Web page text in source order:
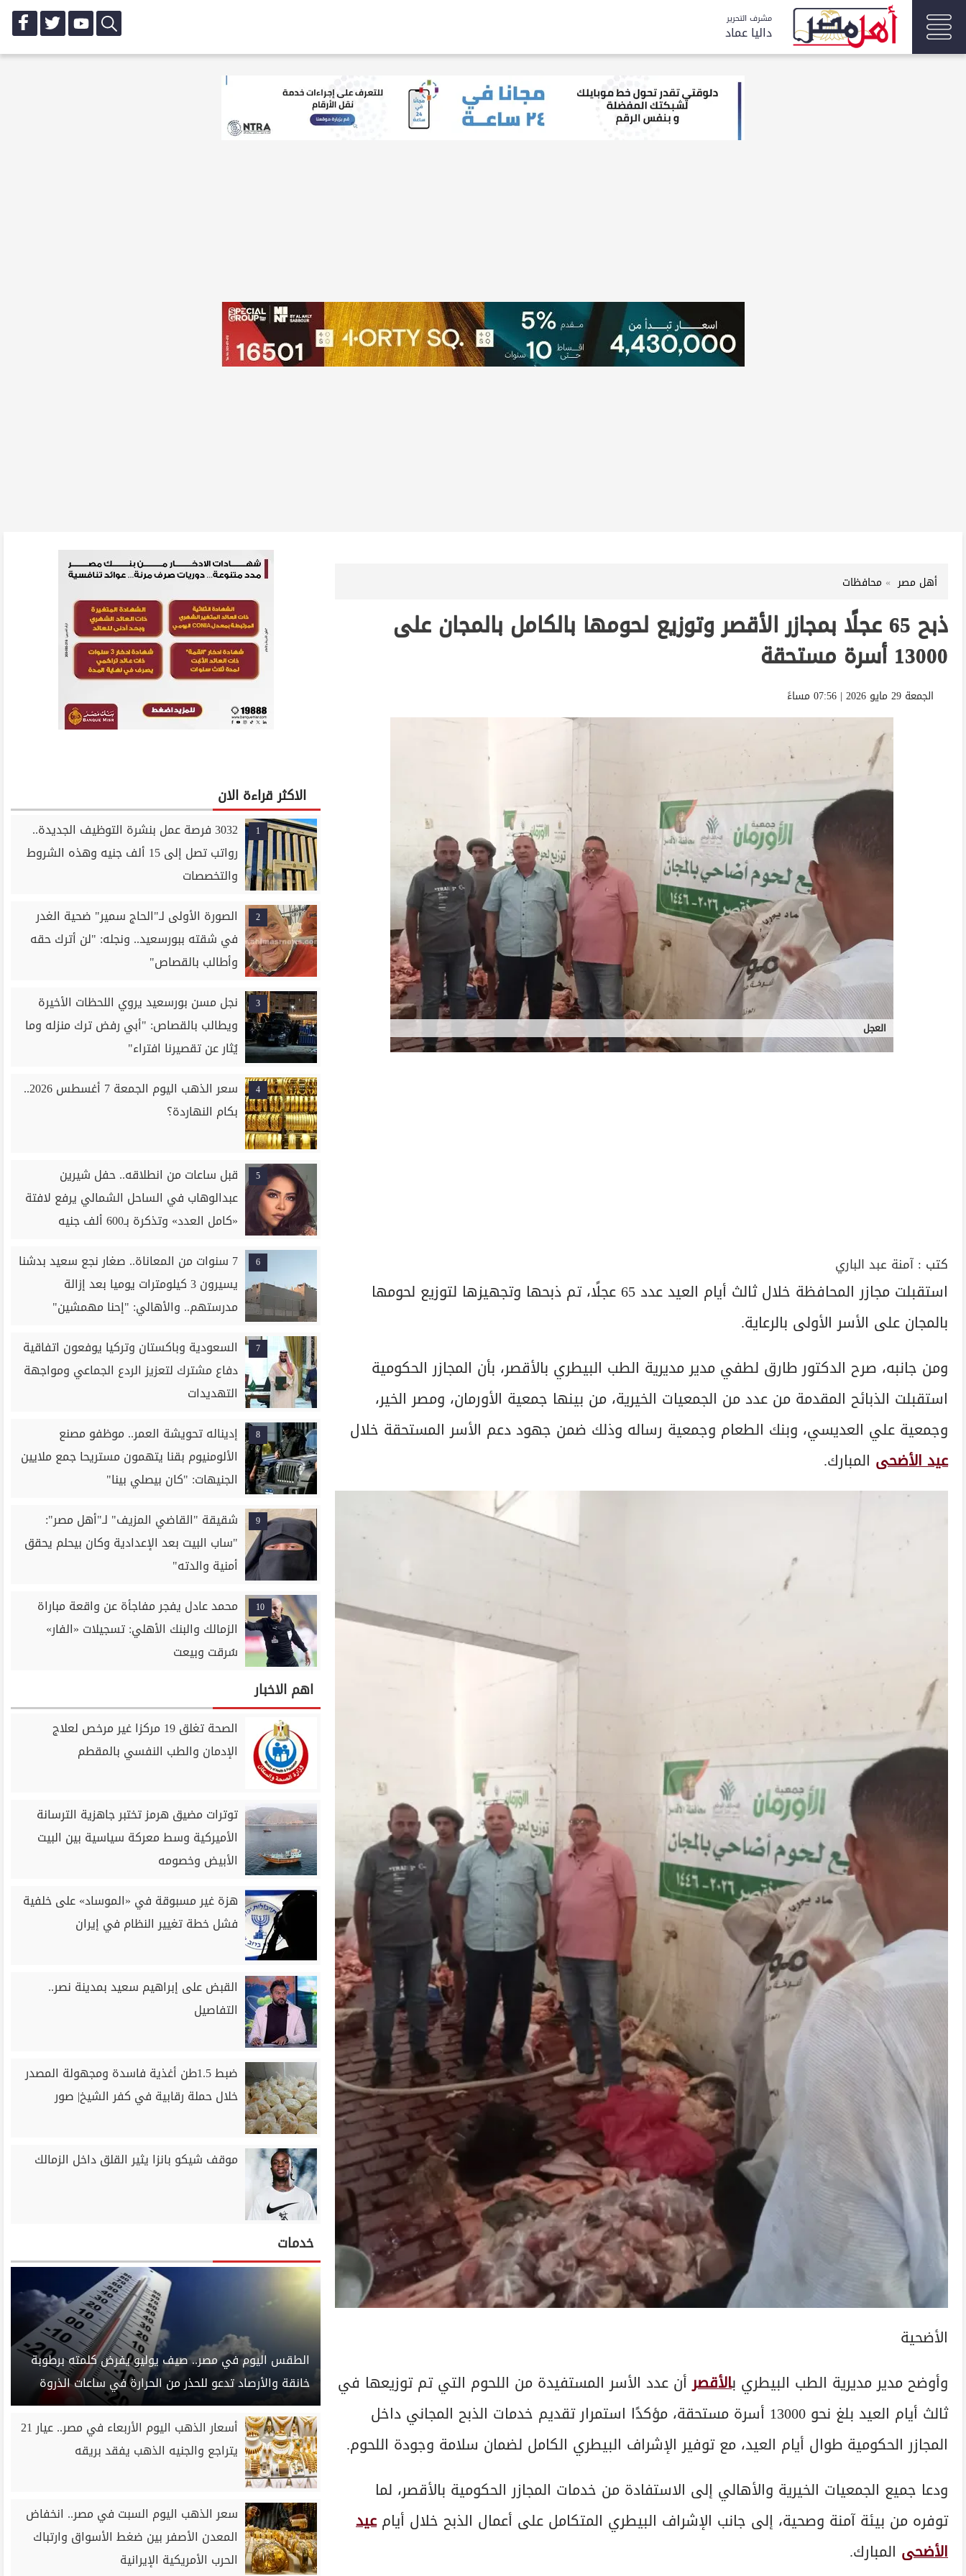
مشرف التحرير
داليا عماد
أهل مصر محافظات
ذبح 65 عجلًا بمجازر الأقصر وتوزيع لحومها بالكامل بالمجان على
13000 أسرة مستحقة
الجمعة 29 مايو 2026 | 07:56 مساءً
العجل
كتب : آمنة عبد الباري
استقبلت مجازر المحافظة خلال ثالث أيام العيد عدد 65 عجلًا، تم ذبحها وتجهيزها لتوزيع لحومها
بالمجان على الأسر الأولى بالرعاية.
ومن جانبه، صرح الدكتور طارق لطفي مدير مديرية الطب البيطري بالأقصر، بأن المجازر الحكومية
استقبلت الذبائح المقدمة من عدد من الجمعيات الخيرية، من بينها جمعية الأورمان، ومصر الخير،
وجمعية علي العديسي، وبنك الطعام وجمعية رساله وذلك ضمن جهود دعم الأسر المستحقة خلال
عيد الأضحى المبارك.
الأضحية
وأوضح مدير مديرية الطب البيطري بالأقصرأن عدد الأسر المستفيدة من اللحوم التي تم توزيعها في
ثالث أيام العيد بلغ نحو 13000 أسرة مستحقة، مؤكدًا استمرار تقديم خدمات الذبح المجاني داخل
المجازر الحكومية طوال أيام العيد، مع توفير الإشراف البيطري الكامل لضمان سلامة وجودة اللحوم.
ودعا جميع الجمعيات الخيرية والأهالي إلى الاستفادة من خدمات المجازر الحكومية بالأقصر، لما
توفره من بيئة آمنة وصحية، إلى جانب الإشراف البيطري المتكامل على أعمال الذبح خلال أيامعيد
الأضحى المبارك.
الاكثر قراءة الان
1
3032 فرصة عمل بنشرة التوظيف الجديدة..
رواتب تصل إلى 15 ألف جنيه وهذه الشروط
والتخصصات
2
الصورة الأولى لـ"الحاج سمير" ضحية الغدر
في شقته ببورسعيد.. ونجله: "لن أترك حقه
وأطالب بالقصاص"
3
نجل مسن بورسعيد يروي اللحظات الأخيرة
ويطالب بالقصاص: "أبي رفض ترك منزله وما
يُثار عن تقصيرنا افتراء"
4
سعر الذهب اليوم الجمعة 7 أغسطس 2026..
بكام النهاردة؟
5
قبل ساعات من انطلاقه.. حفل شيرين
عبدالوهاب في الساحل الشمالي يرفع لافتة
«كامل العدد» وتذكرة بـ600 ألف جنيه
6
7 سنوات من المعاناة.. صغار نجع سعيد بدشنا
يسيرون 3 كيلومترات يوميا بعد إزالة
مدرستهم.. والأهالي: "إحنا مهمشين"
7
السعودية وباكستان وتركيا يوفعون اتفاقية
دفاع مشترك لتعزيز الردع الجماعي ومواجهة
التهديدات
8
إديناله تحويشة العمر.. موظفو مصنع
الألومنيوم بقنا يتهمون مستريحا جمع ملايين
الجنيهات: "كان بيصلي بينا"
9
شقيقة "القاضي المزيف" لـ"أهل مصر":
"ساب البيت بعد الإعدادية وكان بيحلم يحقق
أمنية والدته"
10
محمد عادل يفجر مفاجأة عن واقعة مباراة
الزمالك والبنك الأهلي: تسجيلات «الفار»
سُرقت وبيعت
اهم الاخبار
الصحة تغلق 19 مركزا غير مرخص لعلاج
الإدمان والطب النفسي بالمقطم
توترات مضيق هرمز تختبر جاهزية الترسانة
الأميركية وسط معركة سياسية بين البيت
الأبيض وخصومه
هزة غير مسبوقة في «الموساد» على خلفية
فشل خطة تغيير النظام في إيران
القبض على إبراهيم سعيد بمدينة نصر..
التفاصيل
ضبط 1.5طن أغذية فاسدة ومجهولة المصدر
خلال حملة رقابية في كفر الشيخ| صور
موقف شيكو بانزا يثير القلق داخل الزمالك
خدمات
الطقس اليوم في مصر.. صيف يوليو يفرض كلمته برطوبة
خانقة والأرصاد تدعو للحذر من الحرارة في ساعات الذروة
أسعار الذهب اليوم الأربعاء في مصر.. عيار 21
يتراجع والجنيه الذهب يفقد بريقه
سعر الذهب اليوم السبت في مصر.. انخفاض
المعدن الأصفر بين ضغط الأسواق وارتباك
الحرب الأمريكية الإيرانية